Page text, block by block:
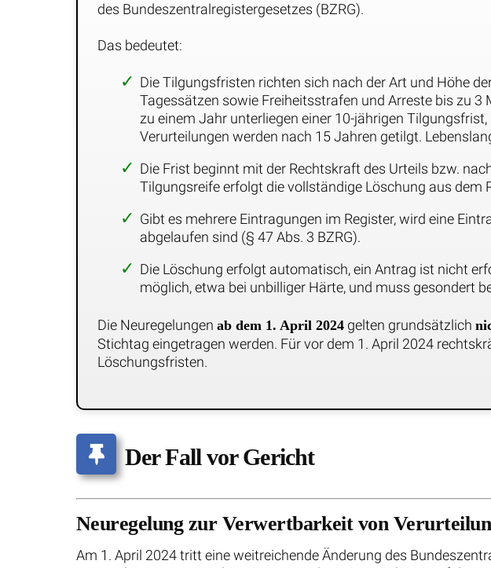
des Bundeszentralregistergesetzes (BZRG).
Das bedeutet:
Die Tilgungsfristen richten sich nach der Art und Höhe
Tagessätzen sowie Freiheitsstrafen und Arreste bis zu
zu einem Jahr unterliegen einer 10-jährigen
Verurteilungen werden nach 15 Jahren getilgt.
Die Frist beginnt mit der Rechtskraft des Urteils bzw.
Tilgungsreife erfolgt die vollständige Löschung aus dem
Gibt es mehrere Eintragungen im Register, wird eine
abgelaufen sind (§ 47 Abs. 3 BZRG).
Die Löschung erfolgt automatisch, ein Antrag ist nicht
möglich, etwa bei unbilliger Härte, und muss gesondert
Die Neuregelungen ab dem 1. April 2024 gelten grundsätzlich
Stichtag eingetragen werden. Für vor dem 1. April 2024
Löschungsfristen.
Der Fall vor Gericht
Neuregelung zur Verwertbarkeit von
Am 1. April 2024 tritt eine weitreichende Änderung des